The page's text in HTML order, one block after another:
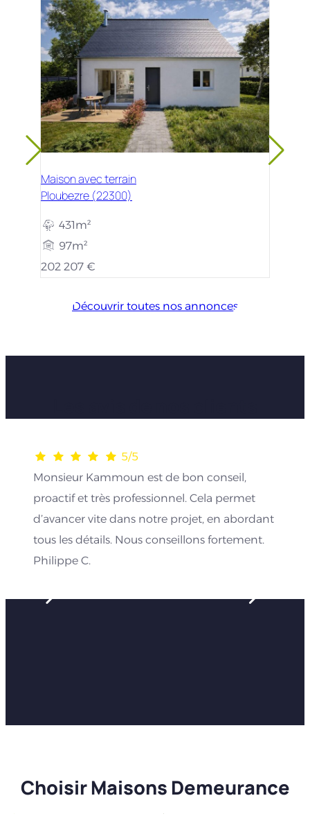
Maison avec terrain
Ploubezre (22300)
431m²
97m²
202 207 €
Découvrir toutes nos annonces
5/5
Monsieur Kammoun est de bon conseil,
proactif et très professionnel. Cela permet
d’avancer vite dans notre projet, en abordant
tous les détails. Nous conseillons fortement.
Philippe C.
Choisir Maisons Demeurance